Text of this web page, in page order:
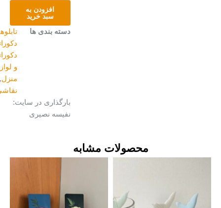
افزودن به
سبد خرید
دسته بندی ها
تابلوهای
دکوراتیو ,
دکوراتیو
و لوازم
منزل,
نقاشی
بارگذاری در سایت:
نفیسه نصیری
محصولات مشابه